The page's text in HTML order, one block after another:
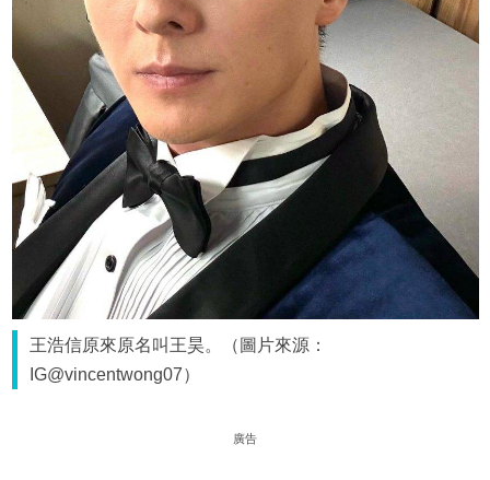
王浩信原來原名叫王昊。（圖片來源：
IG@vincentwong07）
廣告